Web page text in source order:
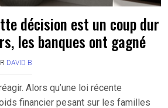
décision est un coup dur
les banques ont gagné
DAVID B
Alors qu’une loi récente
financier pesant sur les familles